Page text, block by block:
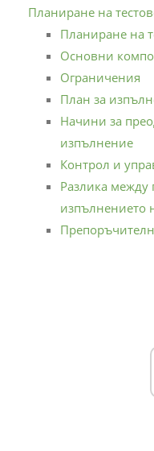
Планиране на
Планиране на
Основни
Ограничения
План за
Начини за
изпълнение
Контрол и
Разлика между
изпълнението